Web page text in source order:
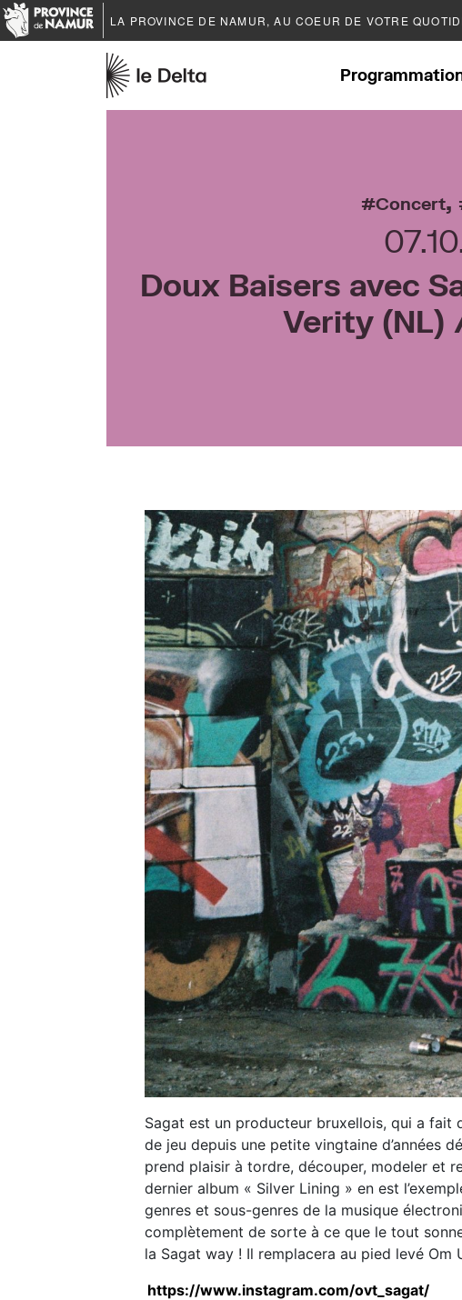
LA PROVINCE DE NAMUR, AU COEUR DE VOTRE
Concert,
Doux Baisers avec
Verity (NL)
Sagat est un producteur bruxellois, qui a fait
de jeu depuis une petite vingtaine d’années
prend plaisir à tordre, découper, modeler et
dernier album « Silver Lining » en est
genres et sous-genres de la musique
complètement de sorte à ce que le tout
la Sagat way ! Il remplacera au pied levé Om
https://www.instagram.com/ovt_sagat/